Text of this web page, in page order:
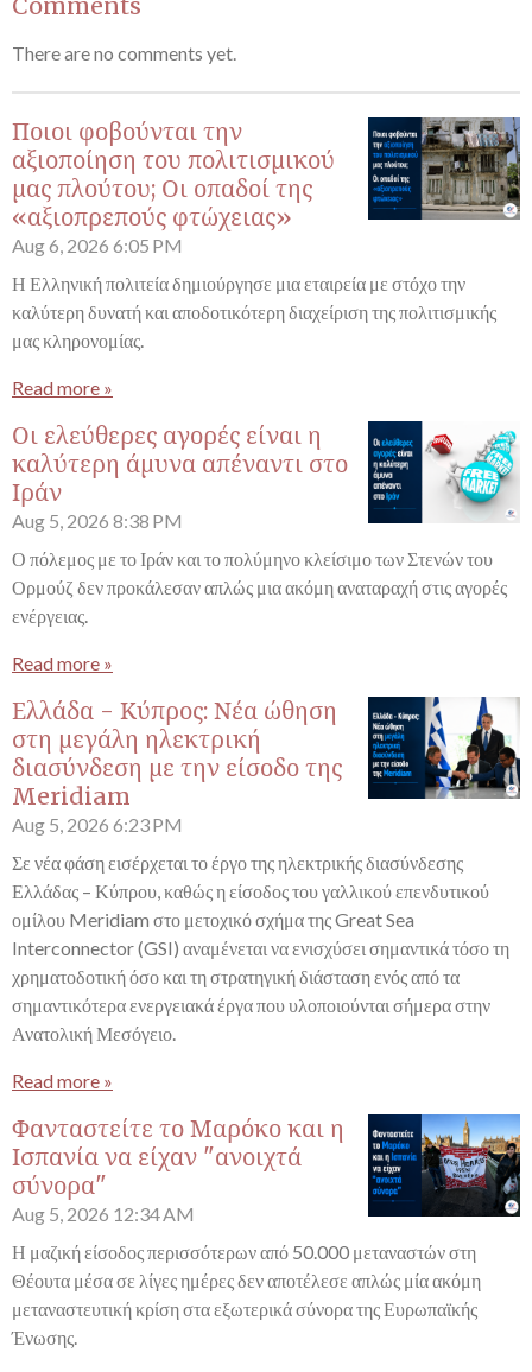
There are no comments yet.
Ποιοι φοβούνται την
αξιοποίηση του πολιτισμικού
μας πλούτου; Οι οπαδοί της
«αξιοπρεπούς φτώχειας»
Aug 6, 2026 6:05 PM
Η Ελληνική πολιτεία δημιούργησε μια εταιρεία με στόχο την
καλύτερη δυνατή και αποδοτικότερη διαχείριση της πολιτισμικής
μας κληρονομίας.
Read more »
Οι ελεύθερες αγορές είναι η
καλύτερη άμυνα απέναντι στο
Ιράν
Aug 5, 2026 8:38 PM
Ο πόλεμος με το Ιράν και το πολύμηνο κλείσιμο των Στενών του
Ορμούζ δεν προκάλεσαν απλώς μια ακόμη αναταραχή στις αγορές
ενέργειας.
Read more »
Ελλάδα - Κύπρος: Νέα ώθηση
στη μεγάλη ηλεκτρική
διασύνδεση με την είσοδο της
Meridiam
Aug 5, 2026 6:23 PM
Σε νέα φάση εισέρχεται το έργο της ηλεκτρικής διασύνδεσης
Ελλάδας – Κύπρου, καθώς η είσοδος του γαλλικού επενδυτικού
ομίλου Meridiam στο μετοχικό σχήμα της Great Sea
Interconnector (GSI) αναμένεται να ενισχύσει σημαντικά τόσο τη
χρηματοδοτική όσο και τη στρατηγική διάσταση ενός από τα
σημαντικότερα ενεργειακά έργα που υλοποιούνται σήμερα στην
Ανατολική Μεσόγειο.
Read more »
Φανταστείτε το Μαρόκο και η
Ισπανία να είχαν "ανοιχτά
σύνορα"
Aug 5, 2026 12:34 AM
Η μαζική είσοδος περισσότερων από 50.000 μεταναστών στη
Θέουτα μέσα σε λίγες ημέρες δεν αποτέλεσε απλώς μία ακόμη
μεταναστευτική κρίση στα εξωτερικά σύνορα της Ευρωπαϊκής
Ένωσης.